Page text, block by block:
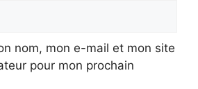
nom, mon e-mail et mon site
pour mon prochain